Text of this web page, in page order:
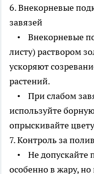
6. Внекорневые
завязей
• Внекорневые
листу) раствором
ускоряют
растений.
• При слабом
используйте
опрыскивайте
7. Контроль за
• Не допускайте
особенно в жару, но